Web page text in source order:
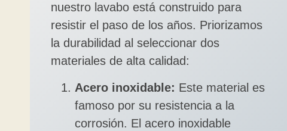
nuestro lavabo está construido para
resistir el paso de los años. Priorizamos
la durabilidad al seleccionar dos
materiales de alta calidad:
Acero inoxidable: Este material es
famoso por su resistencia a la
corrosión. El acero inoxidable